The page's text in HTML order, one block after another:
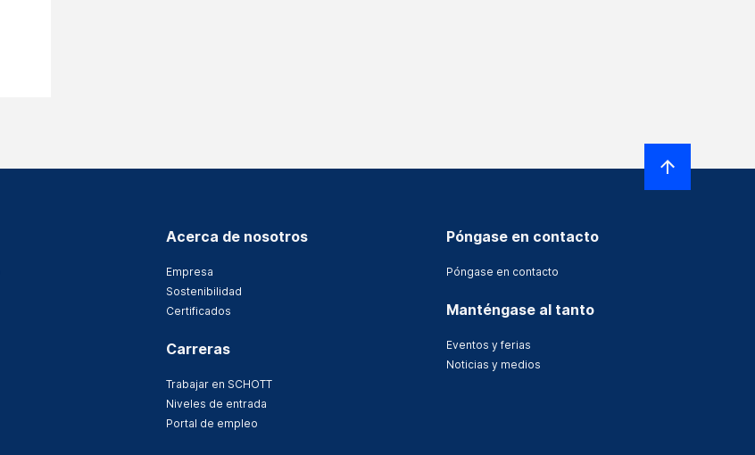
Acerca de nosotros
Empresa
Sostenibilidad
Certificados
Carreras
Trabajar en SCHOTT
Niveles de entrada
Portal de empleo
Póngase en contacto
Póngase en contacto
Manténgase al tanto
Eventos y ferias
Noticias y medios